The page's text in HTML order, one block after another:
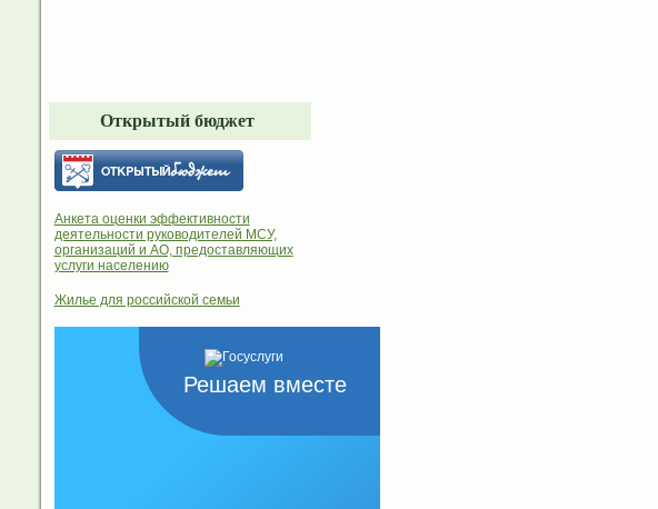
Открытый бюджет
Анкета оценки эффективности
деятельности руководителей МСУ,
организаций и АО, предоставляющих
услуги населению
Жилье для российской семьи
Решаем вместе